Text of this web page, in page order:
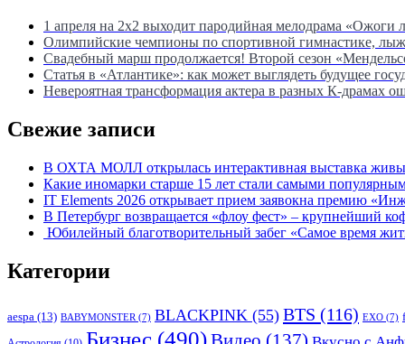
1 апреля на 2х2 выходит пародийная мелодрама «Ожоги
Олимпийские чемпионы по спортивной гимнастике,
Свадебный марш продолжается! Второй сезон
Статья в «Атлантике»: как может выглядеть будущее
Невероятная трансформация актера в разных К-драмах
Свежие записи
В ОХТА МОЛЛ открылась интерактивная выставка
Какие иномарки старше 15 лет стали самыми
IT Elements 2026 открывает прием заявокна премию
В Петербург возвращается «флоу фест» – крупнейший
Юбилейный благотворительный забег «Самое время
Категории
aespa (13) BABYMONSTER(7) BLACKPINK (55) BTS (116) EXO (7)